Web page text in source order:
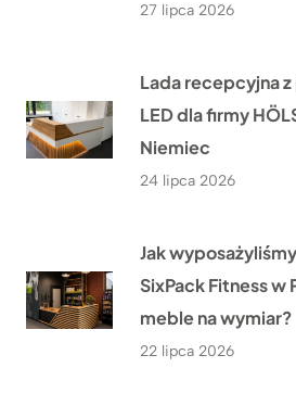
27 lipca 2026
Lada recepcyjna
LED dla firmy
Niemiec
24 lipca 2026
Jak
SixPack Fitness w
meble na wymiar?
22 lipca 2026